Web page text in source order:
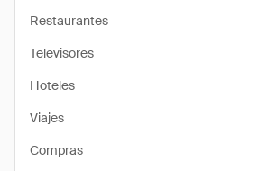
Restaurantes
Televisores
Hoteles
Viajes
Compras